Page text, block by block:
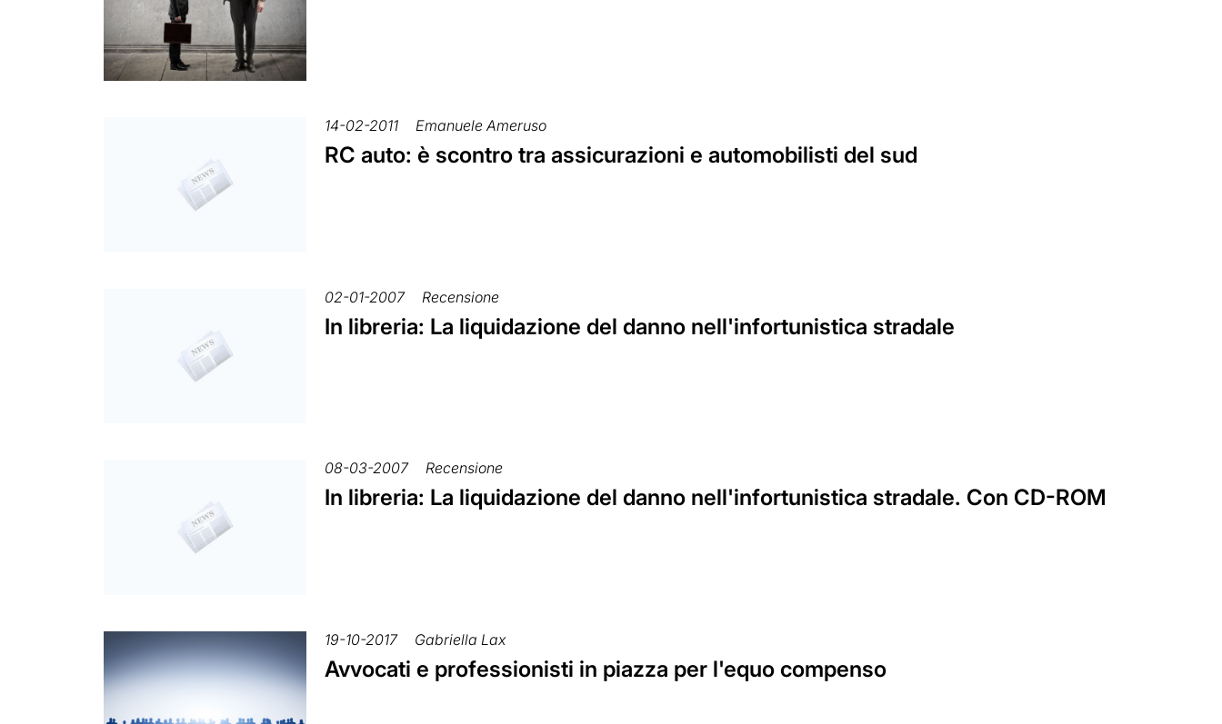
14-02-2011 Emanuele Ameruso
RC auto: è scontro tra assicurazioni e automobilisti del sud
02-01-2007 Recensione
In libreria: La liquidazione del danno nell'infortunistica stradale
08-03-2007 Recensione
In libreria: La liquidazione del danno nell'infortunistica stradale. Con CD-ROM
19-10-2017 Gabriella Lax
Avvocati e professionisti in piazza per l'equo compenso